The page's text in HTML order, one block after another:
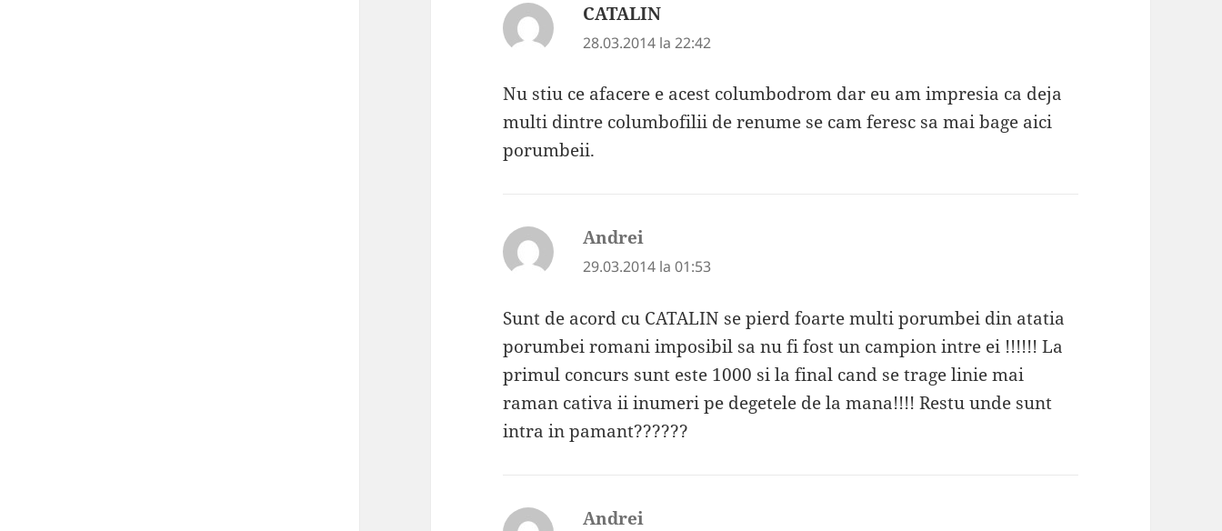
CATALIN
28.03.2014 la 22:42
Nu stiu ce afacere e acest columbodrom dar eu am impresia ca deja
multi dintre columbofilii de renume se cam feresc sa mai bage aici
porumbeii.
Andrei
29.03.2014 la 01:53
Sunt de acord cu CATALIN se pierd foarte multi porumbei din atatia
porumbei romani imposibil sa nu fi fost un campion intre ei !!!!!! La
primul concurs sunt este 1000 si la final cand se trage linie mai
raman cativa ii inumeri pe degetele de la mana!!!! Restu unde sunt
intra in pamant??????
Andrei